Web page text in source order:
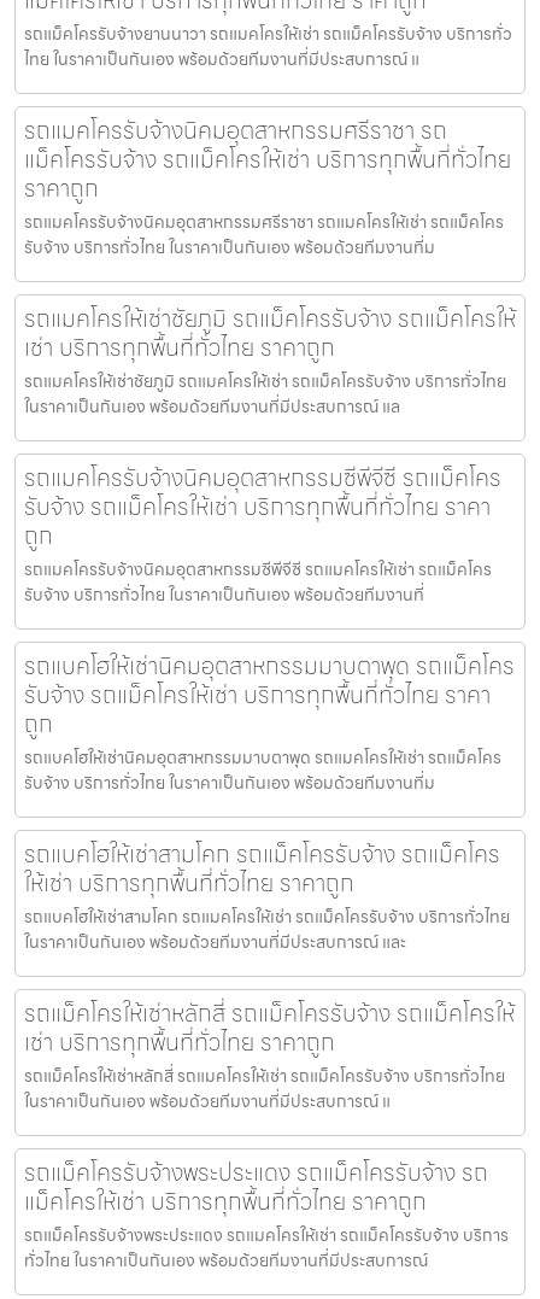
รถแม็คโครรับจ้างยานนาวา รถแมคโครให้เช่า รถแม็คโครรับจ้าง บริการทั่ว
ไทย ในราคาเป็นกันเอง พร้อมด้วยทีมงานที่มีประสบการณ์ แ
รถแมคโครรับจ้างนิคมอุตสาหกรรมศรีราชา รถ
แม็คโครรับจ้าง รถแม็คโครให้เช่า บริการทุกพื้นที่ทั่วไทย
ราคาถูก
รถแมคโครรับจ้างนิคมอุตสาหกรรมศรีราชา รถแมคโครให้เช่า รถแม็คโคร
รับจ้าง บริการทั่วไทย ในราคาเป็นกันเอง พร้อมด้วยทีมงานที่ม
รถแมคโครให้เช่าชัยภูมิ รถแม็คโครรับจ้าง รถแม็คโครให้
เช่า บริการทุกพื้นที่ทั่วไทย ราคาถูก
รถแมคโครให้เช่าชัยภูมิ รถแมคโครให้เช่า รถแม็คโครรับจ้าง บริการทั่วไทย
ในราคาเป็นกันเอง พร้อมด้วยทีมงานที่มีประสบการณ์ แล
รถแมคโครรับจ้างนิคมอุตสาหกรรมซีพีจีซี รถแม็คโคร
รับจ้าง รถแม็คโครให้เช่า บริการทุกพื้นที่ทั่วไทย ราคา
ถูก
รถแมคโครรับจ้างนิคมอุตสาหกรรมซีพีจีซี รถแมคโครให้เช่า รถแม็คโคร
รับจ้าง บริการทั่วไทย ในราคาเป็นกันเอง พร้อมด้วยทีมงานที่
รถแบคโฮให้เช่านิคมอุตสาหกรรมมาบตาพุด รถแม็คโคร
รับจ้าง รถแม็คโครให้เช่า บริการทุกพื้นที่ทั่วไทย ราคา
ถูก
รถแบคโฮให้เช่านิคมอุตสาหกรรมมาบตาพุด รถแมคโครให้เช่า รถแม็คโคร
รับจ้าง บริการทั่วไทย ในราคาเป็นกันเอง พร้อมด้วยทีมงานที่ม
รถแบคโฮให้เช่าสามโคก รถแม็คโครรับจ้าง รถแม็คโคร
ให้เช่า บริการทุกพื้นที่ทั่วไทย ราคาถูก
รถแบคโฮให้เช่าสามโคก รถแมคโครให้เช่า รถแม็คโครรับจ้าง บริการทั่วไทย
ในราคาเป็นกันเอง พร้อมด้วยทีมงานที่มีประสบการณ์ และ
รถแม็คโครให้เช่าหลักสี่ รถแม็คโครรับจ้าง รถแม็คโครให้
เช่า บริการทุกพื้นที่ทั่วไทย ราคาถูก
รถแม็คโครให้เช่าหลักสี่ รถแมคโครให้เช่า รถแม็คโครรับจ้าง บริการทั่วไทย
ในราคาเป็นกันเอง พร้อมด้วยทีมงานที่มีประสบการณ์ แ
รถแม็คโครรับจ้างพระประแดง รถแม็คโครรับจ้าง รถ
แม็คโครให้เช่า บริการทุกพื้นที่ทั่วไทย ราคาถูก
รถแม็คโครรับจ้างพระประแดง รถแมคโครให้เช่า รถแม็คโครรับจ้าง บริการ
ทั่วไทย ในราคาเป็นกันเอง พร้อมด้วยทีมงานที่มีประสบการณ์